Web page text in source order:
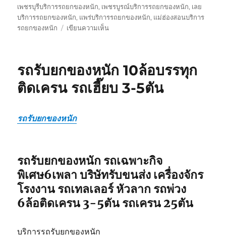
เพชรบุรีบริการรถยกของหนัก, เพชรบูรณ์บริการรถยกของหนัก, เลย
บริการรถยกของหนัก, แพร่บริการรถยกของหนัก, แม่ฮ่องสอนบริการ
รถยกของหนัก
เขียนความเห็นบน
เลอ
รถ
รถรับยกของหนัก 10ล้อบรรทุก
ติดเครน รถเฮี๊ยบ 3-5ตัน
รถรับยกของหนัก
รถรับยกของหนัก รถเฉพาะกิจ
พิเศษ6เพลา บริษัทรับขนส่ง เครื่องจักร
โรงงาน รถเทลเลอร์ หัวลาก รถพ่วง
6ล้อติดเครน 3-5ตัน รถเครน 25ตัน
บริการรถรับยกของหนัก